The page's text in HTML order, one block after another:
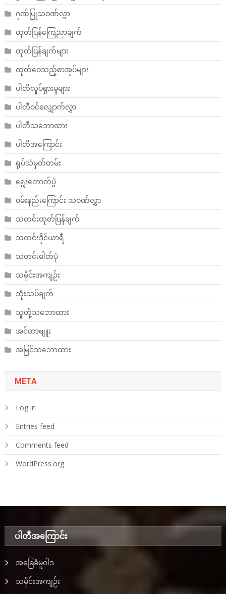
ဂုဏ်ပြုသဝဏ်လွှာ
ထုတ်ပြန်ကြေညာချက်
ထုတ်ပြန်ချက်များ
ထုတ်ဝေသည့်စာအုပ်များ
ပါတီလှုပ်ရှားမှုများ
ပါတီဝင်လျှောက်လွှာ
ပါတီသဘောထား
ပါတီအကြောင်း
ရုပ်သံမှတ်တမ်း
ရွေးကောက်ပွဲ
ဝမ်းနည်းကြောင်း သဝဏ်လွှာ
သတင်းထုတ်ပြန်ချက်
သတင်းဒိုင်ယာရီ
သတင်းဓါတ်ပုံ
သမိုင်းအကျဉ်း
သုံးသပ်ချက်
သူတို့သဘောထား
အင်တာဗျူး
အမြင်သဘောထား
META
Log in
Entries feed
Comments feed
WordPress.org
ပါတီအ‌ကြောင်း
အခြေခံမူဝါဒ
သမိုင်းအကျဉ်း